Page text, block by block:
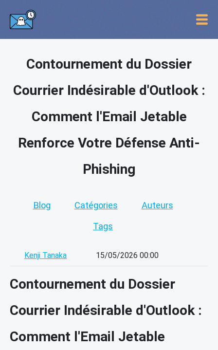
Contournement du Dossier
Courrier Indésirable d'Outlook :
Comment l'Email Jetable
Renforce Votre Défense Anti-
Phishing
Blog Catégories Auteurs
Tags
Kenji Tanaka 15/05/2026 00:00
Contournement du Dossier
Courrier Indésirable d'Outlook :
Comment l'Email Jetable